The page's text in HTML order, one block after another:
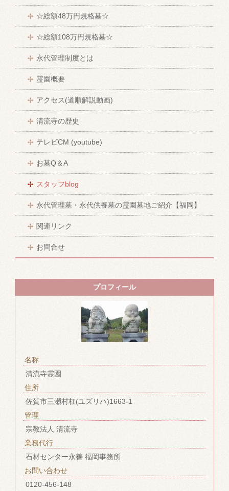
☆総額48万円規格墓☆
☆総額108万円規格墓☆
永代管理制度とは
霊園概要
アクセス(道順解説動画)
清流寺の歴史
テレビCM (youtube)
お墓Q＆A
スタッフblog
永代管理墓・永代供養墓の霊園墓地ご紹介【福岡】
関連リンク
お問合せ
プロフィール
名称
清流寺霊園
住所
佐賀市三瀬村杠(ユズリハ)1663-1
管理
宗教法人 清流寺
業務代行
石材センター永善 福岡事務所
お問い合わせ
0120-456-148